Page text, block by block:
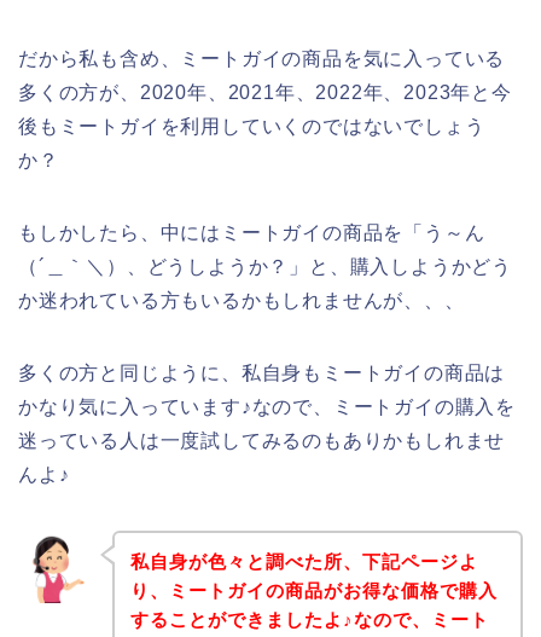
だから私も含め、ミートガイの商品を気に入っている
多くの方が、2020年、2021年、2022年、2023年と今
後もミートガイを利用していくのではないでしょう
か？
もしかしたら、中にはミートガイの商品を「う～ん
（´＿｀＼）、どうしようか？」と、購入しようかどう
か迷われている方もいるかもしれませんが、、、
多くの方と同じように、私自身もミートガイの商品は
かなり気に入っています♪なので、ミートガイの購入を
迷っている人は一度試してみるのもありかもしれませ
んよ♪
私自身が色々と調べた所、下記ページよ
り、ミートガイの商品がお得な価格で購入
することができましたよ♪なので、ミート